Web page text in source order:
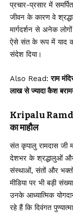
प्रचार-प्रसार में
जीवन के कारण वे
मार्गदर्शन से अनेक
ऐसे संत के रूप में याद
संदेश दिया।
Also Read:राम
लाख से ज्यादा कैश
Kripalu
का माहौल
संत कृपालु रामदास जी
देशभर के श्रद्धालुओं और
संस्थाओं, संतों और भक्तों
मीडिया पर भी बड़ी
उनके आध्यात्मिक
रहे हैं कि दिवंगत